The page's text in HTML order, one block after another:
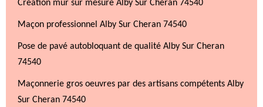
Création mur sur mesure Alby Sur Cheran 74540
Maçon professionnel Alby Sur Cheran 74540
Pose de pavé autobloquant de qualité Alby Sur Cheran
74540
Maçonnerie gros oeuvres par des artisans compétents Alby
Sur Cheran 74540